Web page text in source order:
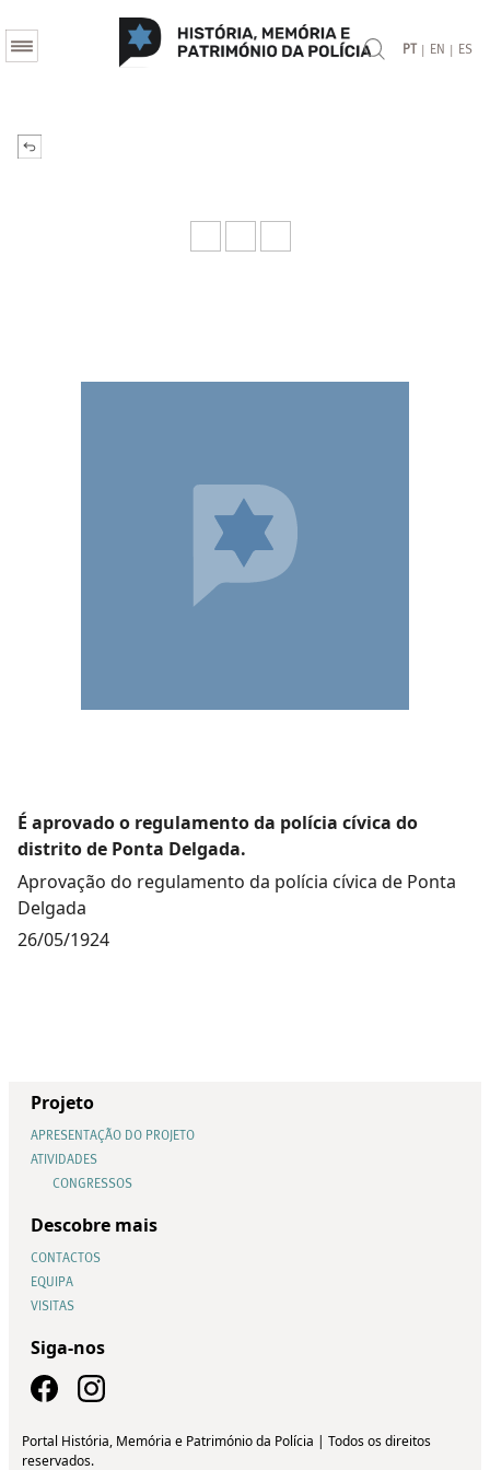
PT | EN | ES
É aprovado o regulamento da polícia cívica do
distrito de Ponta Delgada.
Aprovação do regulamento da polícia cívica de Ponta
Delgada
26/05/1924
Projeto
APRESENTAÇÃO DO PROJETO
ATIVIDADES
CONGRESSOS
Descobre mais
CONTACTOS
EQUIPA
VISITAS
Siga-nos
Portal História, Memória e Património da Polícia | Todos os direitos
reservados.